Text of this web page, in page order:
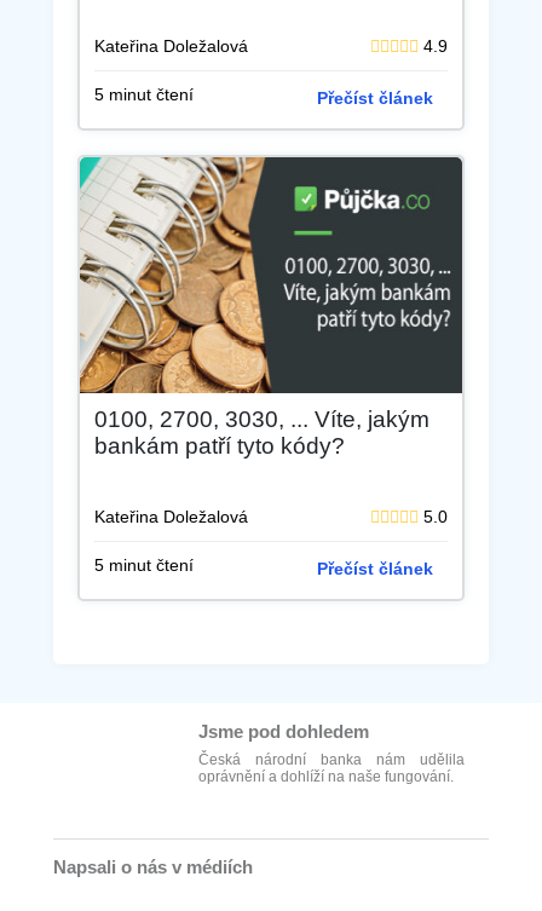
Kateřina Doležalová 4.9
5 minut čtení Přečíst článek
0100, 2700, 3030, ... Víte, jakým
bankám patří tyto kódy?
Kateřina Doležalová 5.0
5 minut čtení Přečíst článek
Jsme pod dohledem
Česká národní banka nám udělila
oprávnění a dohlíží na naše fungování.
Napsali o nás v médiích